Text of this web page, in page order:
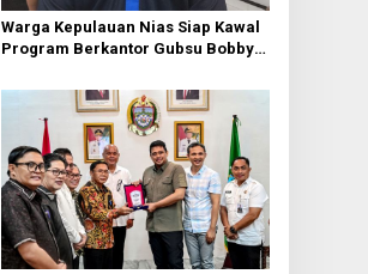
Warga Kepulauan Nias Siap Kawal
Program Berkantor Gubsu Bobby